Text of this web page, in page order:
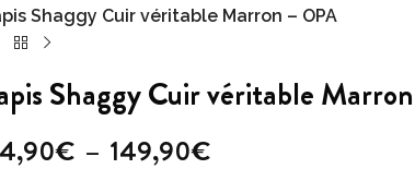
Shaggy Cuir véritable Marron – OPA
Shaggy Cuir véritable
€ – 149,90€